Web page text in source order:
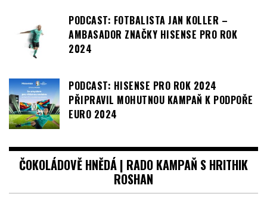
PODCAST: FOTBALISTA JAN KOLLER –
AMBASADOR ZNAČKY HISENSE PRO ROK
2024
PODCAST: HISENSE PRO ROK 2024
PŘIPRAVIL MOHUTNOU KAMPAŇ K PODPOŘE
EURO 2024
ČOKOLÁDOVĚ HNĚDÁ | RADO KAMPAŇ S HRITHIK
ROSHAN